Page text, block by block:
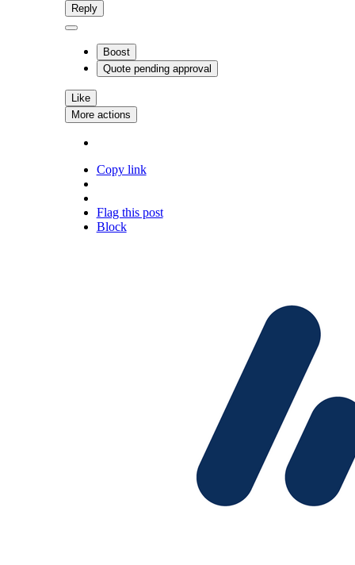
Reply
Boost
Quote pending approval
Like
More actions
Copy link
Flag this post
Block